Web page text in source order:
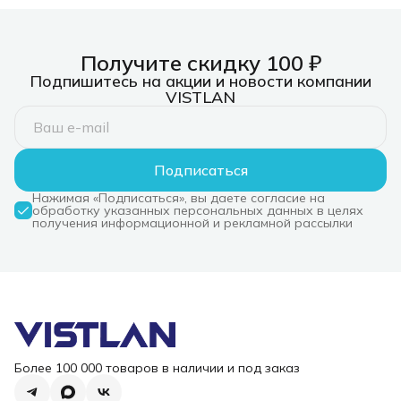
Получите скидку 100 ₽
Подпишитесь на акции и новости компании
VISTLAN
Подписаться
Нажимая «Подписаться», вы даете согласие на
обработку указанных персональных данных в целях
получения информационной и рекламной рассылки
Более 100 000 товаров в наличии и под заказ